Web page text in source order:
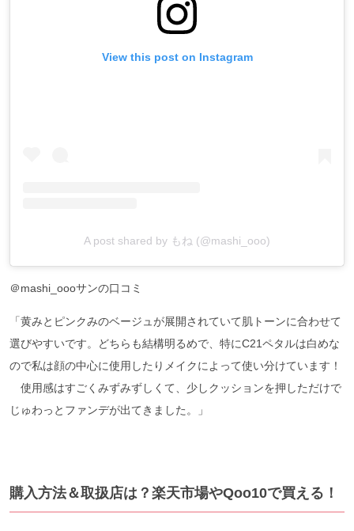
View this post on Instagram
A post shared by もね (@mashi_ooo)
＠mashi_oooサンの口コミ
「黄みとピンクみのベージュが展開されていて肌トーンに合わせて
選びやすいです。どちらも結構明るめで、特にC21ペタルは白めな
ので私は顔の中心に使用したりメイクによって使い分けています！
使用感はすごくみずみずしくて、少しクッションを押しただけで
じゅわっとファンデが出てきました。」
購入方法＆取扱店は？楽天市場やQoo10で買える！